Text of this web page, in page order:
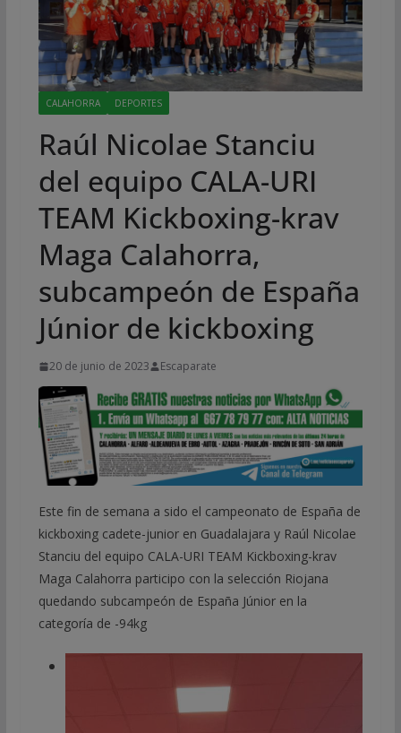
CALAHORRA DEPORTES
Raúl Nicolae Stanciu
del equipo CALA-URI
TEAM Kickboxing-krav
Maga Calahorra,
subcampeón de España
Júnior de kickboxing
20 de junio de 2023 Escaparate
Este fin de semana a sido el campeonato de España de
kickboxing cadete-junior en Guadalajara y Raúl Nicolae
Stanciu del equipo CALA-URI TEAM Kickboxing-krav
Maga Calahorra participo con la selección Riojana
quedando subcampeón de España Júnior en la
categoría de -94kg